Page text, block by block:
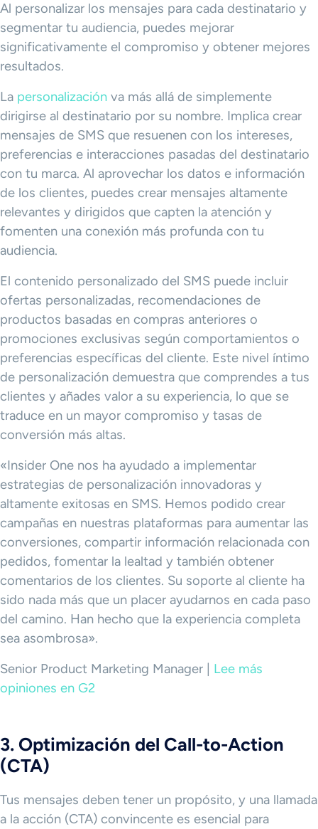
Al personalizar los mensajes para cada destinatario y
segmentar tu audiencia, puedes mejorar
significativamente el compromiso y obtener mejores
resultados.
La personalización va más allá de simplemente
dirigirse al destinatario por su nombre. Implica crear
mensajes de SMS que resuenen con los intereses,
preferencias e interacciones pasadas del destinatario
con tu marca. Al aprovechar los datos e información
de los clientes, puedes crear mensajes altamente
relevantes y dirigidos que capten la atención y
fomenten una conexión más profunda con tu
audiencia.
El contenido personalizado del SMS puede incluir
ofertas personalizadas, recomendaciones de
productos basadas en compras anteriores o
promociones exclusivas según comportamientos o
preferencias específicas del cliente. Este nivel íntimo
de personalización demuestra que comprendes a tus
clientes y añades valor a su experiencia, lo que se
traduce en un mayor compromiso y tasas de
conversión más altas.
«Insider One nos ha ayudado a implementar
estrategias de personalización innovadoras y
altamente exitosas en SMS. Hemos podido crear
campañas en nuestras plataformas para aumentar las
conversiones, compartir información relacionada con
pedidos, fomentar la lealtad y también obtener
comentarios de los clientes. Su soporte al cliente ha
sido nada más que un placer ayudarnos en cada paso
del camino. Han hecho que la experiencia completa
sea asombrosa».
Senior Product Marketing Manager | Lee más
opiniones en G2
3. Optimización del Call-to-Action
(CTA)
Tus mensajes deben tener un propósito, y una llamada
a la acción (CTA) convincente es esencial para